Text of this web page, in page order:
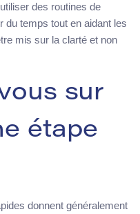
des routines de
du temps tout en aidant les
mis sur la clarté et non
sur
étape
donnent généralement